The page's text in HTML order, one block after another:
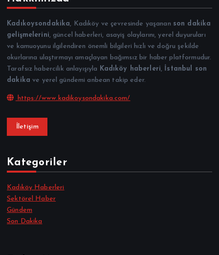
Kadıkoysondakika, Kadıköy ve çevresinde yaşanan son dakika
gelişmelerini, güncel haberleri, asayiş olaylarını, yerel duyuruları
ve kamuoyunu ilgilendiren önemli bilgileri hızlı ve doğru şekilde
okurlarına ulaştırmayı amaçlayan bağımsız bir haber platformudur.
Tarafsız habercilik anlayışıyla Kadıköy haberleri,
İstanbul son
dakika ve yerel gündemi anbean takip eder.
https://www.kadikoysondakika.com/
İletişim
Kategoriler
Kadıköy Haberleri
Sektörel Haber
Gündem
Son Dakika